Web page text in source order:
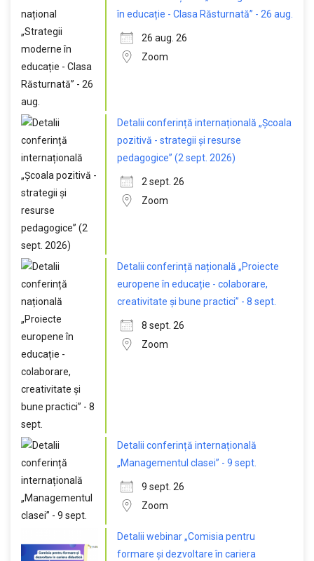
în educație - Clasa Răsturnată” - 26 aug.
26 aug. 26
Zoom
Detalii conferință internațională „Școala
pozitivă - strategii și resurse
pedagogice” (2 sept. 2026)
2 sept. 26
Zoom
Detalii conferință națională „Proiecte
europene în educație - colaborare,
creativitate și bune practici” - 8 sept.
8 sept. 26
Zoom
Detalii conferință internațională
„Managementul clasei” - 9 sept.
9 sept. 26
Zoom
Detalii webinar „Comisia pentru
formare și dezvoltare în cariera